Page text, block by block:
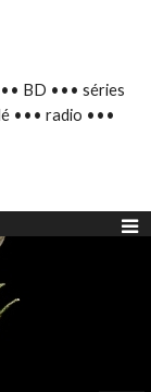
BD ••• séries
••• radio •••